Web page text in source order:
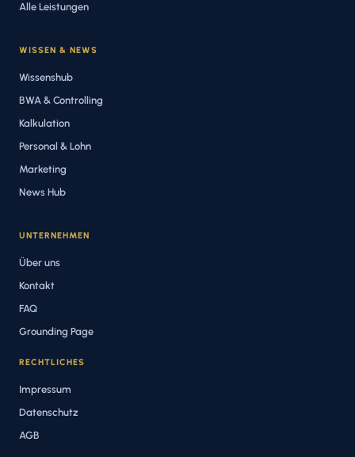
Alle Leistungen
WISSEN & NEWS
Wissenshub
BWA & Controlling
Kalkulation
Personal & Lohn
Marketing
News Hub
UNTERNEHMEN
Über uns
Kontakt
FAQ
Grounding Page
RECHTLICHES
Impressum
Datenschutz
AGB